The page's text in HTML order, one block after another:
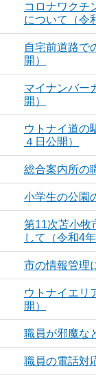
コロナワクチ
について（令
自宅前道路で
開）
マイナンバー
開）
ウトナイ道の
４日公開）
総合案内所の
小学生の公園
第11次苫小牧
して（令和4
市の情報管理
ウトナイエリ
開）
職員が邪魔な
職員の電話対